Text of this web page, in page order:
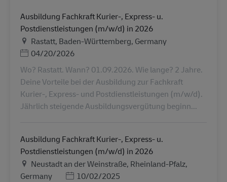
Ausbildung Fachkraft Kurier-, Express- u.
Postdienstleistungen (m/w/d) in 2026
地点Rastatt, Baden-Württemberg, Germany
Posted Date
04/20/2026
Wo? Rastatt. Wann? 01.09.2026. Wie lange? 2 Jahre.
Deine Vorteile bei der Ausbildung zur Fachkraft
Kurier-, Express- und Postdienstleistungen (m/w/d).
Jährlich steigende Ausbildungsvergütung beginn...
Ausbildung Fachkraft Kurier-, Express- u.
Postdienstleistungen (m/w/d) in 2026
地点Neustadt an der Weinstraße, Rheinland-Pfalz,
Germany
Posted Date
10/02/2025